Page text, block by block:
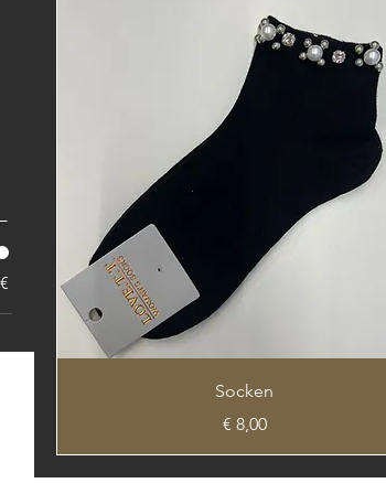
Socken
Preis
€ 8,00